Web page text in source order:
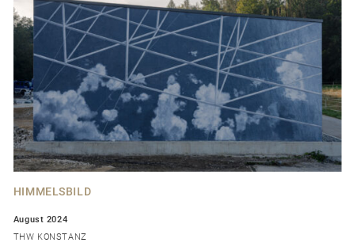
HIMMELSBILD
August 2024
THW KONSTANZ